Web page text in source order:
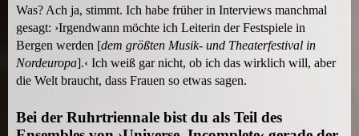
Was? Ach ja, stimmt. Ich habe früher in Interviews manchmal
gesagt: ›Irgendwann möchte ich Leiterin der Festspiele in
Bergen werden [dem größten Musik- und Theaterfestival in
Nordeuropa].‹ Ich weiß gar nicht, ob ich das wirklich will, aber
die Welt braucht, dass Frauen so etwas sagen.
Bei der Ruhrtriennale bist du als Teil des